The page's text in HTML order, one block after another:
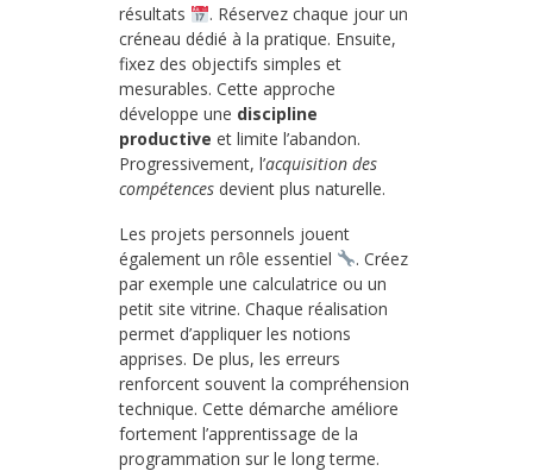
résultats
. Réservez chaque jour un
créneau dédié à la pratique. Ensuite,
fixez des objectifs simples et
mesurables. Cette approche
développe une discipline
productive et limite l’abandon.
Progressivement, l’acquisition des
compétences devient plus naturelle.
Les projets personnels jouent
également un rôle essentiel
. Créez
par exemple une calculatrice ou un
petit site vitrine. Chaque réalisation
permet d’appliquer les notions
apprises. De plus, les erreurs
renforcent souvent la compréhension
technique. Cette démarche améliore
fortement l’apprentissage de la
programmation sur le long terme.